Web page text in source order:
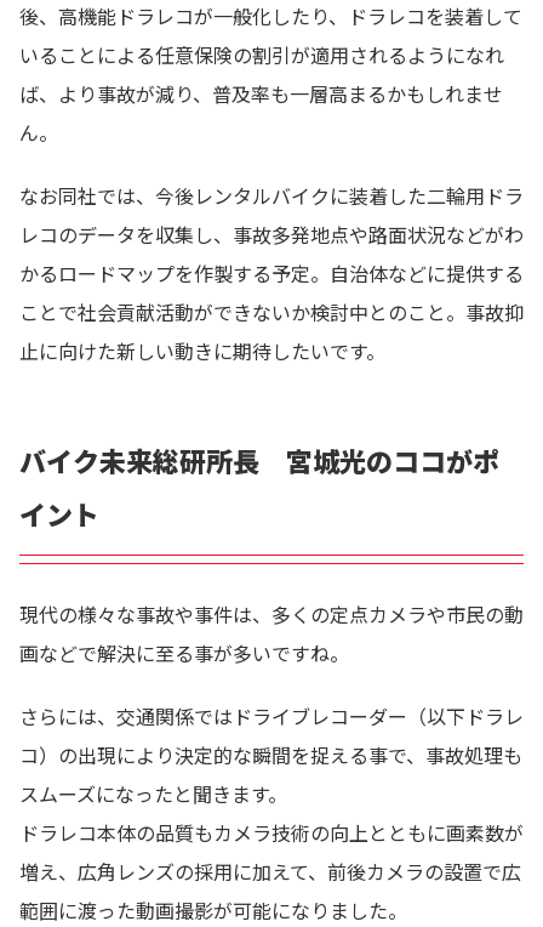
後、高機能ドラレコが一般化したり、ドラレコを装着して
いることによる任意保険の割引が適用されるようになれ
ば、より事故が減り、普及率も一層高まるかもしれませ
ん。
なお同社では、今後レンタルバイクに装着した二輪用ドラ
レコのデータを収集し、事故多発地点や路面状況などがわ
かるロードマップを作製する予定。自治体などに提供する
ことで社会貢献活動ができないか検討中とのこと。事故抑
止に向けた新しい動きに期待したいです。
バイク未来総研所長 宮城光のココがポ
イント
現代の様々な事故や事件は、多くの定点カメラや市民の動
画などで解決に至る事が多いですね。
さらには、交通関係ではドライブレコーダー（以下ドラレ
コ）の出現により決定的な瞬間を捉える事で、事故処理も
スムーズになったと聞きます。
ドラレコ本体の品質もカメラ技術の向上とともに画素数が
増え、広角レンズの採用に加えて、前後カメラの設置で広
範囲に渡った動画撮影が可能になりました。